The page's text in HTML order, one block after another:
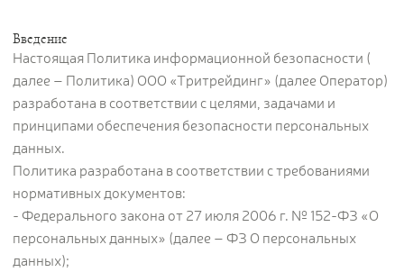
Введение
Настоящая Политика информационной безопасности (
далее – Политика) ООО «Тритрейдинг» (далее Оператор)
разработана в соответствии с целями, задачами и
принципами обеспечения безопасности персональных
данных.
Политика разработана в соответствии с требованиями
нормативных документов:
- Федерального закона от 27 июля 2006 г. № 152-ФЗ «О
персональных данных» (далее – ФЗ О персональных
данных);